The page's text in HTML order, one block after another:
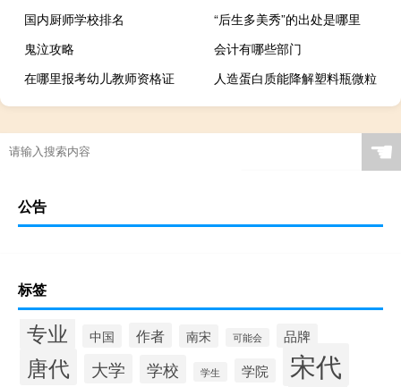
国内厨师学校排名
“后生多美秀”的出处是哪里
鬼泣攻略
会计有哪些部门
在哪里报考幼儿教师资格证
人造蛋白质能降解塑料瓶微粒
☚
公告
标签
专业 中国 作者 南宋 可能会 品牌
唐代 大学 学校 学生 学院 宋代